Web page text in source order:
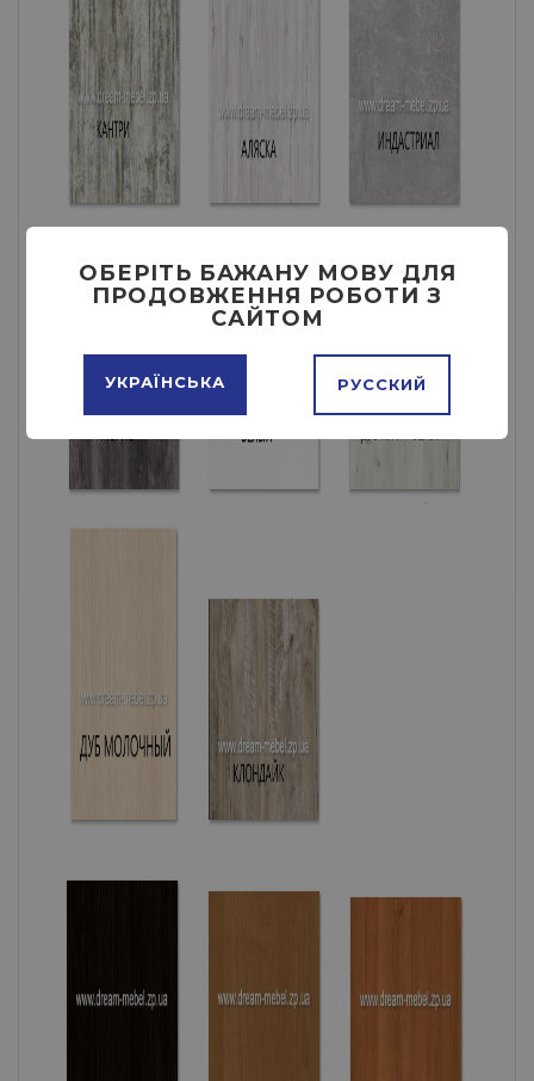
ОБЕРІТЬ БАЖАНУ МОВУ ДЛЯ
ПРОДОВЖЕННЯ РОБОТИ З
САЙТОМ
УКРАЇНСЬКА РУССКИЙ